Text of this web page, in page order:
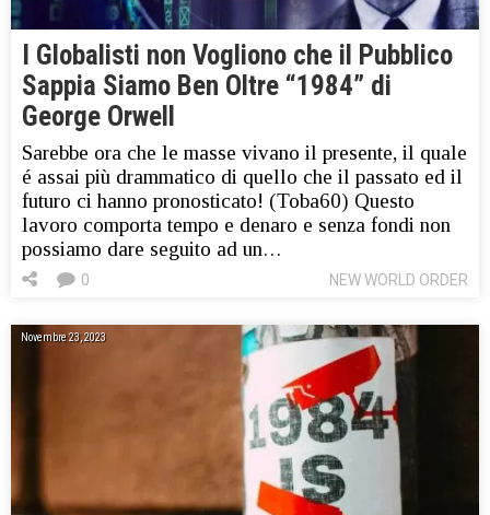
I Globalisti non Vogliono che il Pubblico
Sappia Siamo Ben Oltre “1984” di
George Orwell
Sarebbe ora che le masse vivano il presente, il quale
é assai più drammatico di quello che il passato ed il
futuro ci hanno pronosticato! (Toba60) Questo
lavoro comporta tempo e denaro e senza fondi non
possiamo dare seguito ad un…
NEW WORLD ORDER
0
Novembre 23, 2023